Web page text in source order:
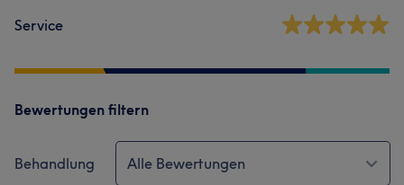
Service
Bewertungen filtern
Behandlung Alle Bewertungen